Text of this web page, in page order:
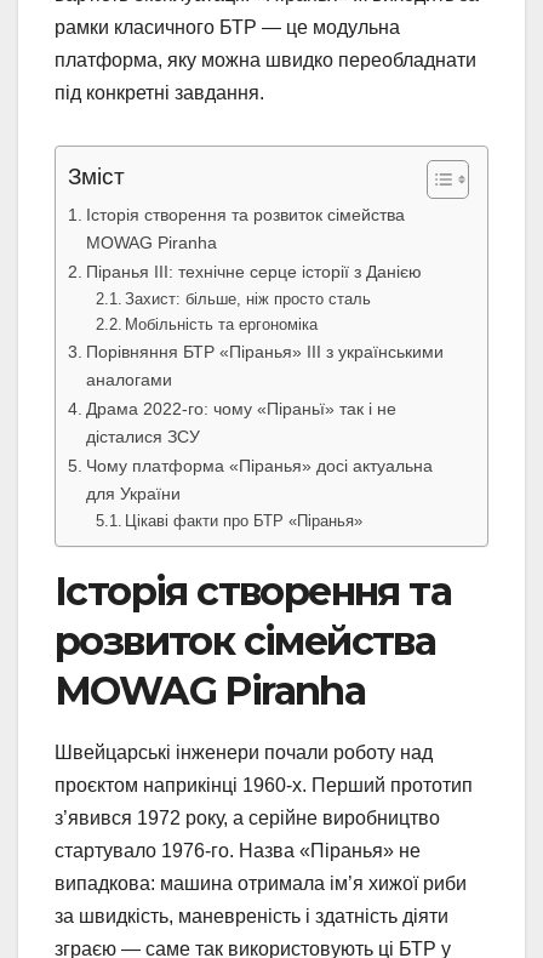
рамки класичного БТР — це модульна
платформа, яку можна швидко переобладнати
під конкретні завдання.
Зміст
Історія створення та розвиток сімейства
MOWAG Piranha
Піранья III: технічне серце історії з Данією
Захист: більше, ніж просто сталь
Мобільність та ергономіка
Порівняння БТР «Піранья» III з українськими
аналогами
Драма 2022-го: чому «Піраньї» так і не
дісталися ЗСУ
Чому платформа «Піранья» досі актуальна
для України
Цікаві факти про БТР «Піранья»
Історія створення та
розвиток сімейства
MOWAG Piranha
Швейцарські інженери почали роботу над
проєктом наприкінці 1960-х. Перший прототип
з’явився 1972 року, а серійне виробництво
стартувало 1976-го. Назва «Піранья» не
випадкова: машина отримала ім’я хижої риби
за швидкість, маневреність і здатність діяти
зграєю — саме так використовують ці БТР у